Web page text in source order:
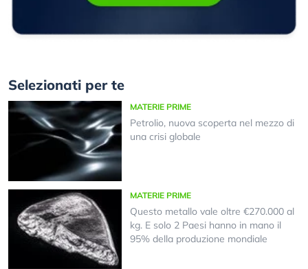
Selezionati per te
MATERIE PRIME
Petrolio, nuova scoperta nel mezzo di
una crisi globale
MATERIE PRIME
Questo metallo vale oltre €270.000 al
kg. E solo 2 Paesi hanno in mano il
95% della produzione mondiale